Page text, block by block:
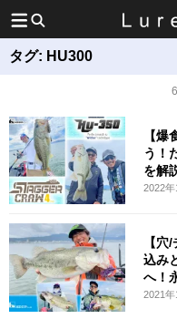
タグ: HU300
【
う！
を解
2022年
【
込み
へ！
2021年